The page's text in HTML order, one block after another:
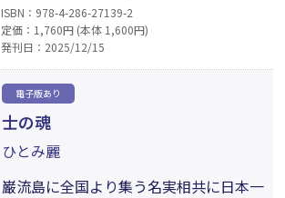
可能性はより少なくなるのである。いず
れにしろ牧師が乗っていたことは幸いで
あった。そんな漂流する二人を見つけて
助けたのは日本の船であった──戦国乱
世の日本に流れ着いた一人のスイス傭兵
と、その仲間たちがたどる数奇な運命を
描いた時代小説。
ISBN：978-4-286-27139-2
定価：1,760円 (本体 1,600円)
発刊日：2025/12/15
電子版あり
士の魂
ひとみ麗
巌流島に全国より集う名実相共に日本一